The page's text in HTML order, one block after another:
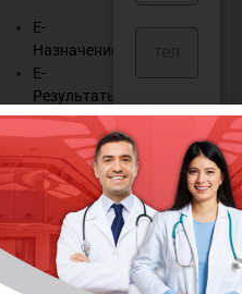
E-
Назначение
E-
Результаты
E-
Консультация
Выздоравливай
Мы
слушаем
Управление
cookies
Или, может
быть, вы хотите
собрать
информацию обо
всех последних
новостях,
информационных